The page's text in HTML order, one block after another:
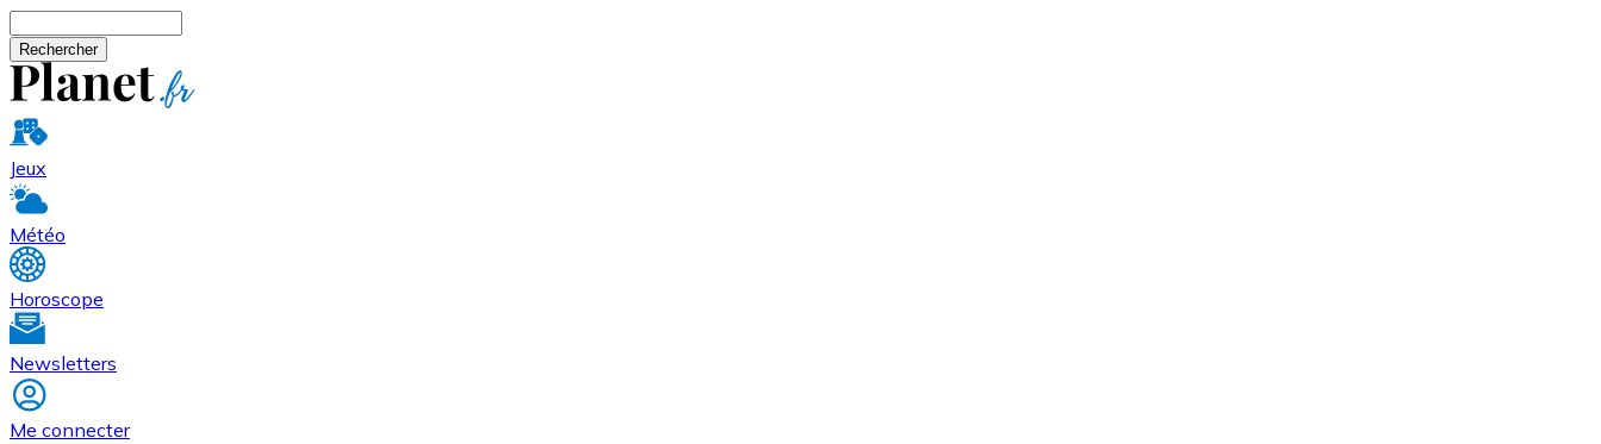
Jeux
Météo
Horoscope
Newsletters
Me connecter